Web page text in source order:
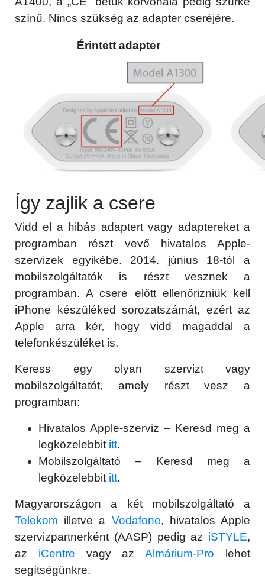
színű. Nincs szükség az adapter cseréjére.
Érintett adapter
Így zajlik a csere
Vidd el a hibás adaptert vagy adaptereket a
programban részt vevő hivatalos Apple-
szervizek egyikébe. 2014. június 18-tól a
mobilszolgáltatók is részt vesznek a
programban. A csere előtt ellenőrizniük kell
iPhone készüléked sorozatszámát, ezért az
Apple arra kér, hogy vidd magaddal a
telefonkészüléket is.
Keress egy olyan szervizt vagy
mobilszolgáltatót, amely részt vesz a
programban:
Hivatalos Apple-szerviz – Keresd meg a
legközelebbit itt.
Mobilszolgáltató – Keresd meg a
legközelebbit itt.
Magyarországon a két mobilszolgáltató a
Telekom illetve a Vodafone, hivatalos Apple
szervizpartnerként (AASP) pedig az iSTYLE,
az iCentre vagy azAlmárium-Pro lehet
segítségünkre.